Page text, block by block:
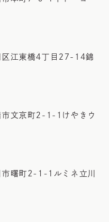
江東橋4丁目27-14錦
文京町2-1-1けやきウ
曙町2-1-1ルミネ立川